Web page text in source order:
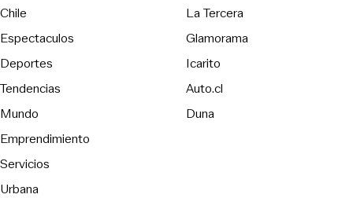
Chile
Espectaculos
Deportes
Tendencias
Mundo
Emprendimiento
Servicios
Urbana
La TerceraOpens in new
Glamorama
Icarito
Auto.cl
DunaOpens in new window